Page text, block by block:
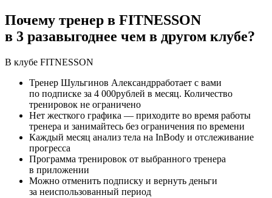
Почему тренер в FITNESSON
в 3 разавыгоднее чем в другом клубе?
В клубе FITNESSON
Тренер Шульгинов Александрработает с вами
по подписке за 4 000рублей в месяц. Количество
тренировок не ограничено
Нет жесткого графика — приходите во время работы
тренера и занимайтесь без ограничения по времени
Каждый месяц анализ тела на InBody и отслеживание
прогресса
Программа тренировок от выбранного тренера
в приложении
Можно отменить подписку и вернуть деньги
за неиспользованный период